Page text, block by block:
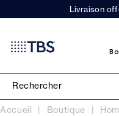
Livraison
Accueil Boutique